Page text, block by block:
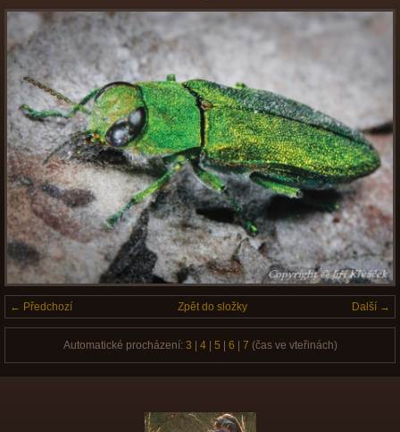
← Předchozí Další →
Zpět do složky
Automatické procházení: 3 4| 5 6 7 (čas ve vteřinách)